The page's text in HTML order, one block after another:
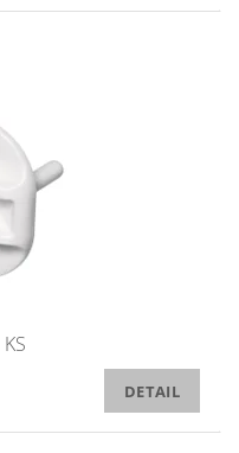
DETAIL